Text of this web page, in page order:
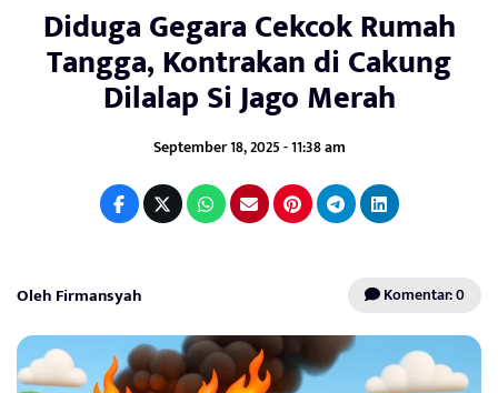
Diduga Gegara Cekcok Rumah
Tangga, Kontrakan di Cakung
Dilalap Si Jago Merah
September 18, 2025 - 11:38 am
Oleh Firmansyah Komentar: 0